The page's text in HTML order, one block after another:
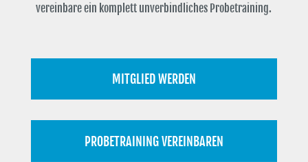
vereinbare ein komplett unverbindliches Probetraining.
MITGLIED WERDEN
PROBETRAINING VEREINBAREN